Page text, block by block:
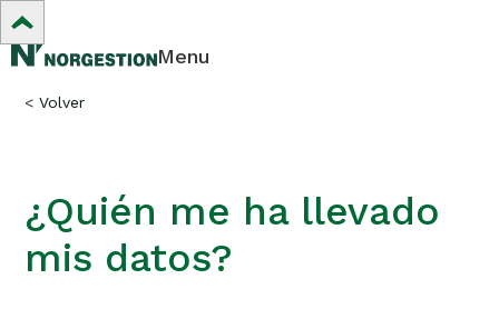
Menu
< Volver
¿Quién me ha llevado
mis datos?